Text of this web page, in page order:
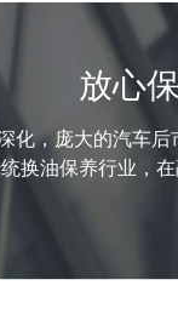
放心
化，庞大的汽车
换油保养行业，